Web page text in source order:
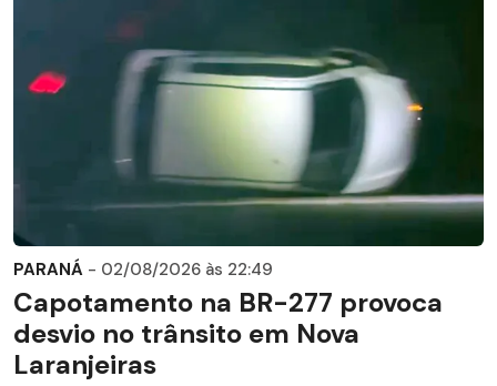
PARANÁ - 02/08/2026 às 22:49
Capotamento na BR-277 provoca
desvio no trânsito em Nova
Laranjeiras